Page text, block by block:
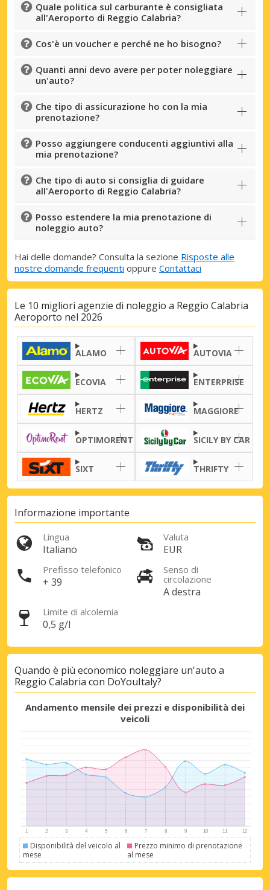
Quale politica sul carburante è consigliata
all'Aeroporto di Reggio Calabria?
Cos'è un voucher e perché ne ho bisogno?
Quanti anni devo avere per poter noleggiare
un'auto?
Che tipo di assicurazione ho con la mia
prenotazione?
Posso aggiungere conducenti aggiuntivi alla
mia prenotazione?
Che tipo di auto si consiglia di guidare
all'Aeroporto di Reggio Calabria?
Posso estendere la mia prenotazione di
noleggio auto?
Hai delle domande? Consulta la sezione Risposte alle
nostre domande frequenti oppure Contattaci
Le 10 migliori agenzie di noleggio a Reggio Calabria
Aeroporto nel 2026
ALAMO AUTOVIA
ECOVIA ENTERPRISE
HERTZ MAGGIORE
OPTIMORENT SICILY BY CAR
SIXT THRIFTY
Informazione importante
Lingua
Italiano
Valuta
EUR
Prefisso telefonico
+ 39
Senso di
circolazione
A destra
Limite di alcolemia
0,5 g/l
Quando è più economico noleggiare un'auto a
Reggio Calabria con DoYouItaly?
Andamento mensile dei prezzi e disponibilità dei
veicoli
Disponibilità del veicolo al
mese
Prezzo minimo di prenotazione
al mese
Sconti speciali
Accedi alle offerte esclusive dei nostri
fornitori